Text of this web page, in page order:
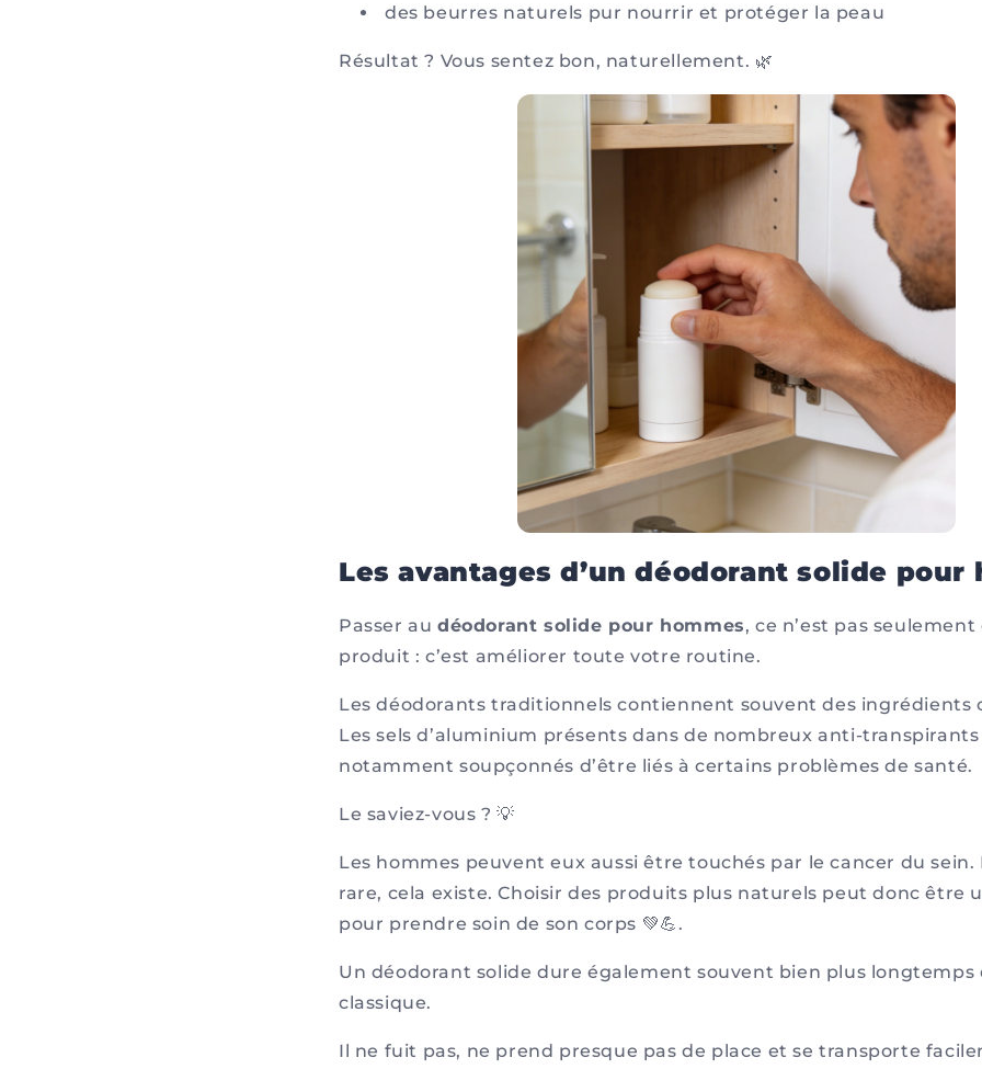
des beurres naturels pur nourrir et protéger la peau
Résultat ? Vous sentez bon, naturellement. 🌿
Les avantages d’un déodorant solide pour
Passer au déodorant solide pour hommes, ce n’est pas
produit : c’est améliorer toute votre routine.
Les déodorants traditionnels contiennent souvent des ingrédients
Les sels d’aluminium présents dans de nombreux anti-
notamment soupçonnés d’être liés à certains problèmes de santé.
Le saviez-vous ? 💡
Les hommes peuvent eux aussi être touchés par le cancer du sein.
rare, cela existe. Choisir des produits plus naturels peut donc être
pour prendre soin de son corps 💚💪.
Un déodorant solide dure également souvent bien plus longtemps
classique.
Il ne fuit pas, ne prend presque pas de place et se transporte